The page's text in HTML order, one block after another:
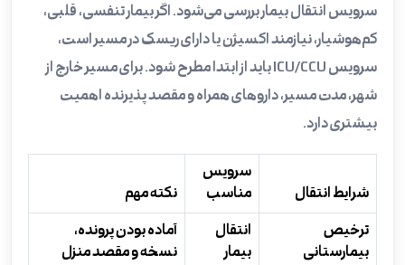
سرویس انتقال بیمار بررسی می‌شود. اگر بیمار تنفسی، قلبی،
کم‌هوشیار، نیازمند اکسیژن یا دارای ریسک در مسیر است،
سرویس ICU/CCU باید از ابتدا مطرح شود. برای مسیر خارج از
شهر، مدت مسیر، داروهای همراه و مقصد پذیرنده اهمیت
بیشتری دارد.
شرایط انتقال
سرویس
مناسب
نکته مهم
ترخیص
بیمارستانی
انتقال
بیمار
آماده بودن پرونده،
نسخه و مقصد منزل